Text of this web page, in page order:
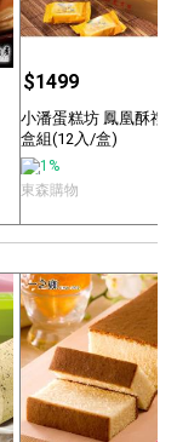
$1499
小潘蛋糕坊 鳳凰酥禮
盒組(12入/盒)
1%
東森購物